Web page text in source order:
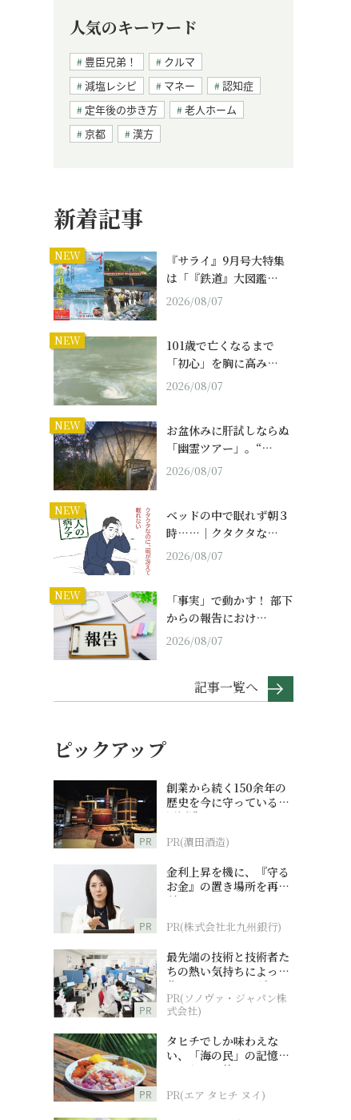
人気のキーワード
豊臣兄弟！
クルマ
減塩レシピ
マネー
認知症
定年後の歩き方
老人ホーム
京都
漢方
新着記事
NEW
『サライ』9月号大特集
は「『鉄道』大図鑑…
2026/08/07
NEW
101歳で亡くなるまで
「初心」を胸に高み…
2026/08/07
NEW
お盆休みに肝試しならぬ
「幽霊ツアー」。“…
2026/08/07
NEW
ベッドの中で眠れず朝３
時……｜クタクタな…
2026/08/07
NEW
「事実」で動かす！ 部下
からの報告におけ…
2026/08/07
記事一覧へ
ピックアップ
PR
創業から続く150余年の
歴史を今に守っている濵
田酒造
PR(濵田酒造)
PR
金利上昇を機に、『守る
お金』の置き場所を再検
討
PR(株式会社北九州銀行)
PR
最先端の技術と技術者た
ちの熱い気持ちによって
作られているオーダーメ
イド補聴器
PR(ソノヴァ・ジャパン株
式会社)
PR
タヒチでしか味わえな
い、「海の民」の記憶へ
とつながる旅
PR(エア タヒチ ヌイ)